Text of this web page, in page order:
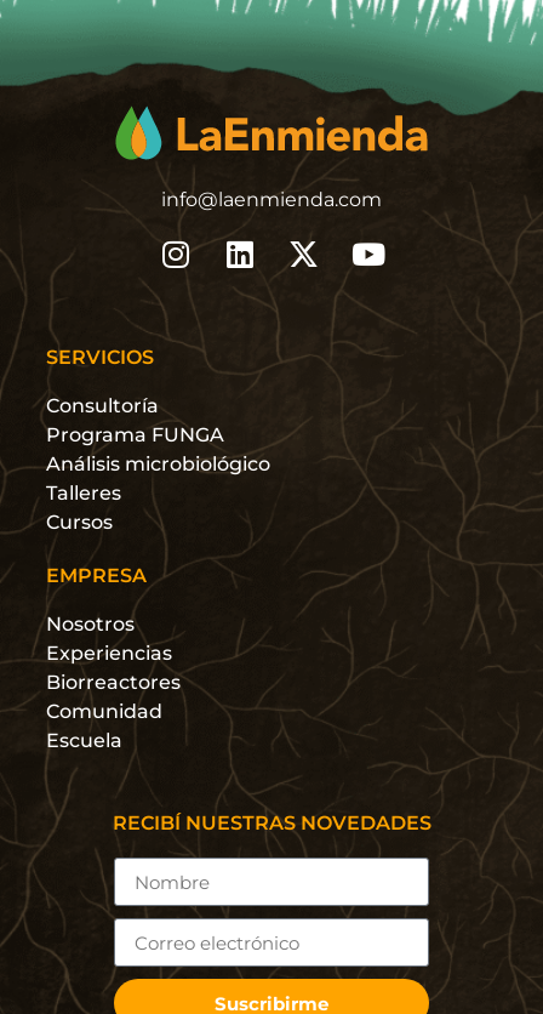
info@laenmienda.com
SERVICIOS
Consultoría
Programa FUNGA
Análisis microbiológico
Talleres
Cursos
EMPRESA
Nosotros
Experiencias
Biorreactores
Comunidad
Escuela
RECIBÍ NUESTRAS NOVEDADES
Suscribirme